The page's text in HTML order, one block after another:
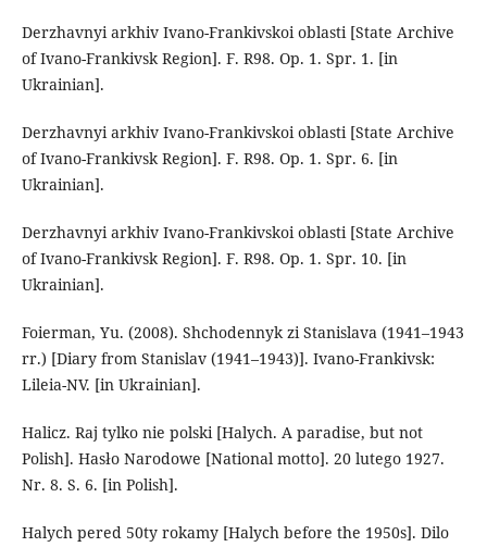
Derzhavnyi arkhiv Ivano-Frankivskoi oblasti [State Archive
of Ivano-Frankivsk Region]. F. R98. Op. 1. Spr. 1. [in
Ukrainian].
Derzhavnyi arkhiv Ivano-Frankivskoi oblasti [State Archive
of Ivano-Frankivsk Region]. F. R98. Op. 1. Spr. 6. [in
Ukrainian].
Derzhavnyi arkhiv Ivano-Frankivskoi oblasti [State Archive
of Ivano-Frankivsk Region]. F. R98. Op. 1. Spr. 10. [in
Ukrainian].
Foierman, Yu. (2008). Shchodennyk zi Stanislava (1941–1943
rr.) [Diary from Stanislav (1941–1943)]. Ivano-Frankivsk:
Lileia-NV. [in Ukrainian].
Halicz. Raj tylko nie polski [Halych. A paradise, but not
Polish]. Hasło Narodowe [National motto]. 20 lutego 1927.
Nr. 8. S. 6. [in Polish].
Halych pered 50ty rokamy [Halych before the 1950s]. Dilo